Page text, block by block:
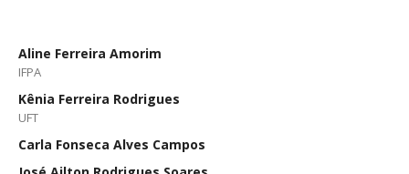
Aline Ferreira Amorim
IFPA
Kênia Ferreira Rodrigues
UFT
Carla Fonseca Alves Campos